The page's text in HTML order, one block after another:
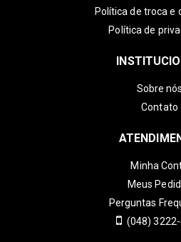
Política de troca e
Política de
Sobre nós
Contato
Minha
Meus
Perguntas
(048)